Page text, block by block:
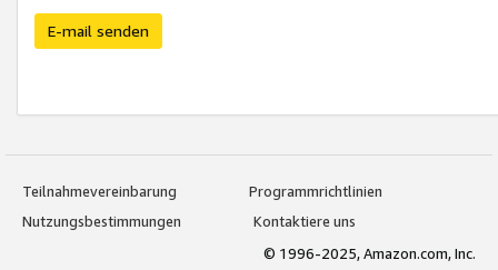
E-mail senden
Teilnahmevereinbarung
Programmrichtlinien
Nutzungsbestimmungen
Kontaktiere uns
© 1996-2025, Amazon.com, Inc.